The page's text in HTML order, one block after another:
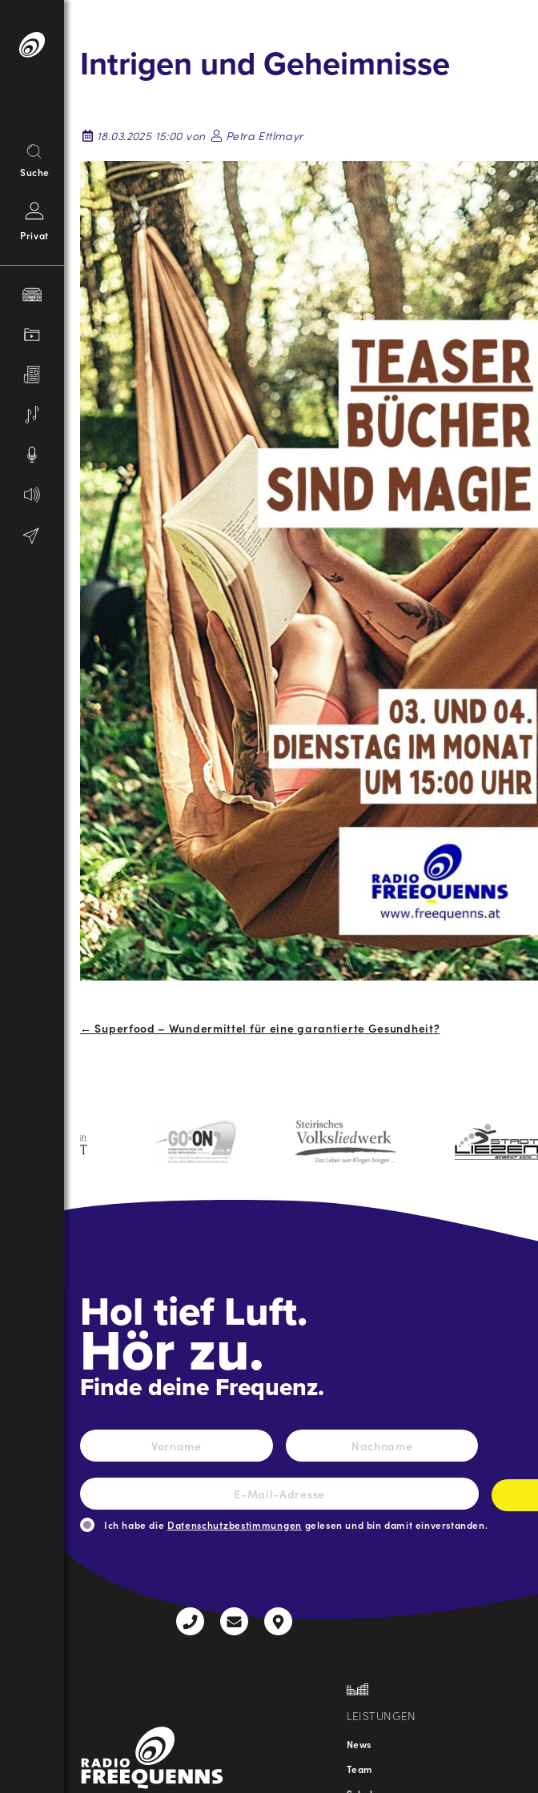
Inhalt
Suche
Privat
Intrigen und Geheimnisse
18.03.2025 15:00 von
Petra Ettlmayr
← Superfood – Wundermittel für eine garantierte Gesundheit?
Hol tief Luft.
Hör zu.
Finde deine Frequenz.
Name *
Vorname Nachname
E-
Mail-
Adresse *
Ich habe die Datenschutzbestimmungen gelesen und bin damit einverstanden.
+43
radio@freequenns.at
Kulturhausstraße
LEISTUNGEN
News
Team